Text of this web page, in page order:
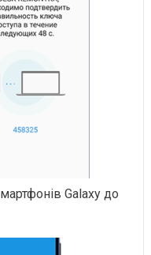
Galaxy до